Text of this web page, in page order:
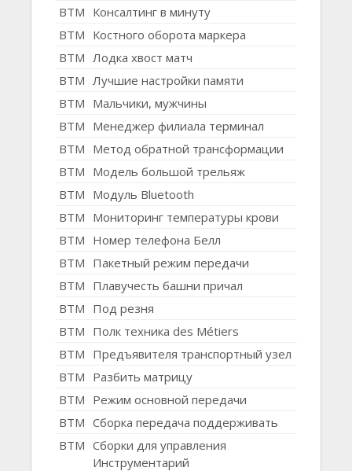
BTM Консалтинг в минуту
BTM Костного оборота маркера
BTM Лодка хвост матч
BTM Лучшие настройки памяти
BTM Мальчики, мужчины
BTM Менеджер филиала терминал
BTM Метод обратной трансформации
BTM Модель большой трельяж
BTM Модуль Bluetooth
BTM Мониторинг температуры крови
BTM Номер телефона Белл
BTM Пакетный режим передачи
BTM Плавучесть башни причал
BTM Под резня
BTM Полк техника des Métiers
BTM Предъявителя транспортный узел
BTM Разбить матрицу
BTM Режим основной передачи
BTM Сборка передача поддерживать
BTM Сборки для управления
Инструментарий